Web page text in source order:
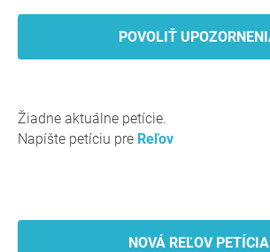
Žiadne aktuálne petície.
Napíšte petíciu pre Reľov
NOVÁ REĽOV PETÍCIA